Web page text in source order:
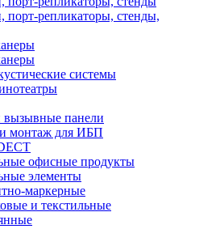
порт-репликаторы, стенды,
системы
панели
монтаж для ИБП
офисные продукты
элементы
маркерные
и текстильные